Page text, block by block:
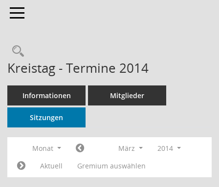
Toggle navigation
Rechercheauswahl
Kreistag - Termine 2014
Informationen Mitglieder
Sitzungen
Monat März
2014
Aktuell
Gremium auswählen